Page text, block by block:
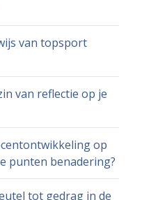
van topsport
van reflectie op je
op
punten benadering?
tot gedrag in de